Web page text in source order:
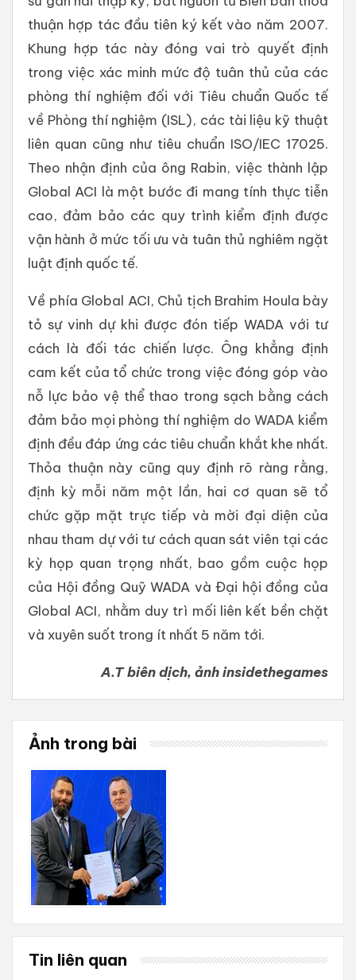
thuận hợp tác đầu tiên ký kết vào năm 2007.
Khung hợp tác này đóng vai trò quyết định
trong việc xác minh mức độ tuân thủ của các
phòng thí nghiệm đối với Tiêu chuẩn Quốc tế
về Phòng thí nghiệm (ISL), các tài liệu kỹ thuật
liên quan cũng như tiêu chuẩn ISO/IEC 17025.
Theo nhận định của ông Rabin, việc thành lập
Global ACI là một bước đi mang tính thực tiễn
cao, đảm bảo các quy trình kiểm định được
vận hành ở mức tối ưu và tuân thủ nghiêm ngặt
luật định quốc tế.
Về phía Global ACI, Chủ tịch Brahim Houla bày
tỏ sự vinh dự khi được đón tiếp WADA với tư
cách là đối tác chiến lược. Ông khẳng định
cam kết của tổ chức trong việc đóng góp vào
nỗ lực bảo vệ thể thao trong sạch bằng cách
đảm bảo mọi phòng thí nghiệm do WADA kiểm
định đều đáp ứng các tiêu chuẩn khắt khe nhất.
Thỏa thuận này cũng quy định rõ ràng rằng,
định kỳ mỗi năm một lần, hai cơ quan sẽ tổ
chức gặp mặt trực tiếp và mời đại diện của
nhau tham dự với tư cách quan sát viên tại các
kỳ họp quan trọng nhất, bao gồm cuộc họp
của Hội đồng Quỹ WADA và Đại hội đồng của
Global ACI, nhằm duy trì mối liên kết bền chặt
và xuyên suốt trong ít nhất 5 năm tới.
A.T biên dịch, ảnh insidethegames
Ảnh trong bài
Tin liên quan